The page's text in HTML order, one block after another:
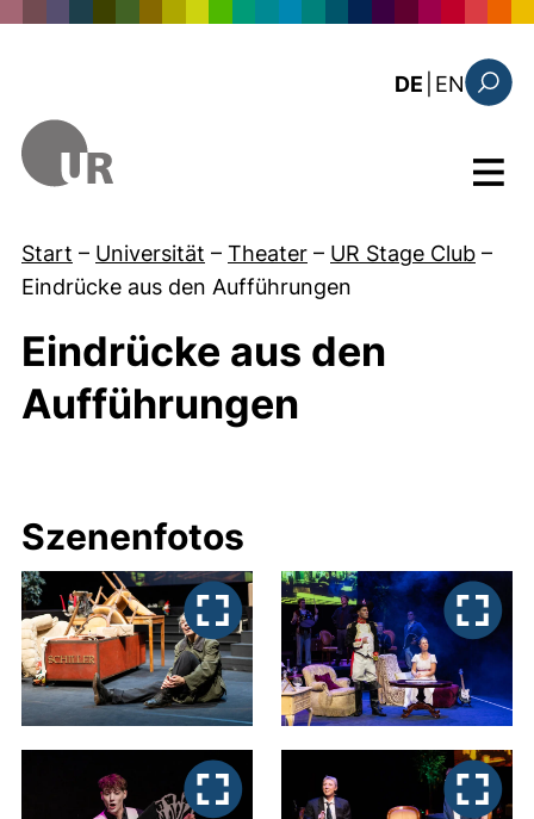
DE EN: this
Menü
Start – Universität – Theater – UR Stage Club –
Eindrücke aus den Aufführungen
Eindrücke aus den
Aufführungen
Szenenfotos